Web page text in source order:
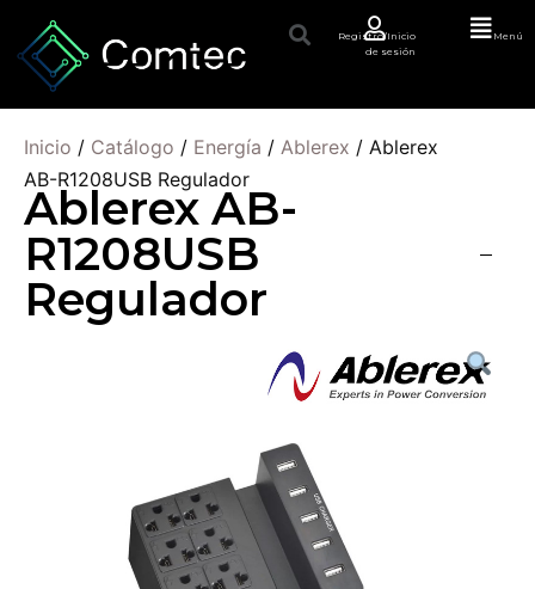
Registro/Inicio
de sesión
Menú
Inicio / Catálogo / Energía / Ablerex / Ablerex
AB-R1208USB Regulador
Ablerex AB-
R1208USB
Regulador